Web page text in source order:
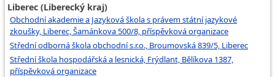
Liberec (Liberecký kraj)
Obchodní akademie a Jazyková škola s právem státní jazykové
zkoušky, Liberec, Šamánkova 500/8, příspěvková organizace
Střední odborná škola obchodní s.r.o., Broumovská 839/5, Liberec
Střední škola hospodářská a lesnická, Frýdlant, Bělíkova 1387,
příspěvková organizace